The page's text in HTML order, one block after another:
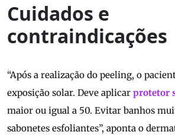
Cuidados e
contraindicações
“Após a realização do peeling, o
exposição solar. Deve aplicar protetor
maior ou igual a 50. Evitar banhos
sabonetes esfoliantes”, aponta o